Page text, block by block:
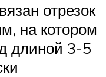
отрезок
на котором
длиной 3-5